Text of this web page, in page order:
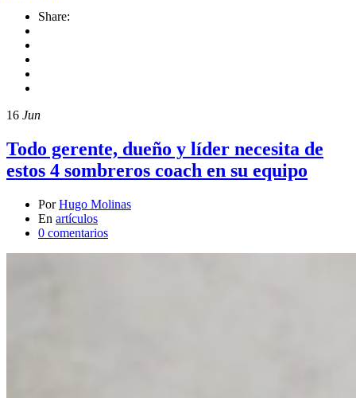
Share:
16 Jun
Todo gerente, dueño y líder necesita de
estos 4 sombreros coach en su equipo
Por Hugo Molinas
En artículos
0 comentarios